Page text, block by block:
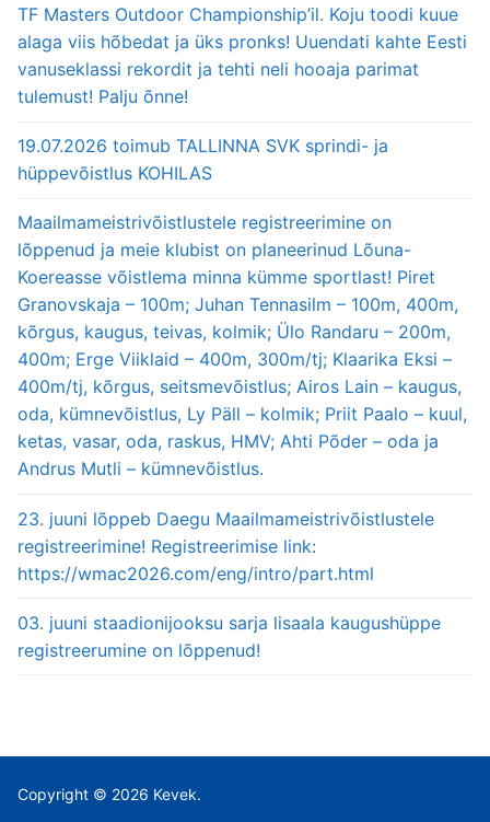
TF Masters Outdoor Championship’il. Koju toodi kuue
alaga viis hõbedat ja üks pronks! Uuendati kahte Eesti
vanuseklassi rekordit ja tehti neli hooaja parimat
tulemust! Palju õnne!
19.07.2026 toimub TALLINNA SVK sprindi- ja
hüppevõistlus KOHILAS
Maailmameistrivõistlustele registreerimine on
lõppenud ja meie klubist on planeerinud Lõuna-
Koereasse võistlema minna kümme sportlast! Piret
Granovskaja – 100m; Juhan Tennasilm – 100m, 400m,
kõrgus, kaugus, teivas, kolmik; Ülo Randaru – 200m,
400m; Erge Viiklaid – 400m, 300m/tj; Klaarika Eksi –
400m/tj, kõrgus, seitsmevõistlus; Airos Lain – kaugus,
oda, kümnevõistlus, Ly Päll – kolmik; Priit Paalo – kuul,
ketas, vasar, oda, raskus, HMV; Ahti Põder – oda ja
Andrus Mutli – kümnevõistlus.
23. juuni lõppeb Daegu Maailmameistrivõistlustele
registreerimine! Registreerimise link:
https://wmac2026.com/eng/intro/part.html
03. juuni staadionijooksu sarja lisaala kaugushüppe
registreerumine on lõppenud!
Copyright © 2026 Kevek.